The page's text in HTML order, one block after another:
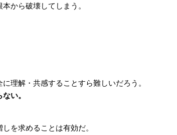
から破壊してしまう。
理解・共感することすら難しいだろう。
い。
を求めることは有効だ。